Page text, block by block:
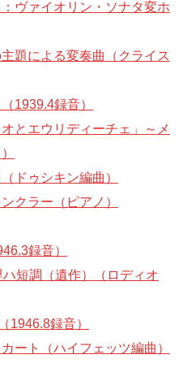
ヴァイオリン・ソナタ変ホ
題による変奏曲（クライス
1939.4録音）
とエウリディーチェ」～メ
ドゥシキン編曲）
クラー（ピアノ）
録音）
短調（遺作）（ロディオ
1946.8録音）
ート（ハイフェッツ編曲）